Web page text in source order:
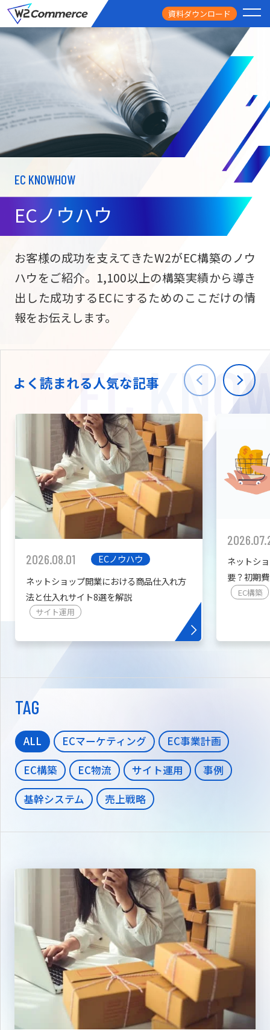
資料ダウンロード
サービス
ECサイト構築
サブスク/定期通販
ECサイト構築
海外進出・現地
W2
拡張プラグイン一覧
カスタマイズ開発
PRICE
料金
FEATURE
導入事例
USEFUL
お役立ち情報
NEWS
ニュース
会社情報
TW
EC KNOWHOW
ECノウハウ
お客様の成功を支えてきたW2がEC構築のノウ
ハウをご紹介。1,100以上の構築実績から導き
出した成功するECにするためのここだけの情
報をお伝えします。
よく読まれる人気な記事
2026.08.01
ECノウハウ
ネットショップ開業における商品仕入れ方
法と仕入れサイト8選を解説
サイト運用
ネットシ
要？初期
を紹介
EC構築
TAG
ALL ECマーケティング
EC事業計画
EC構築
EC物流 サイト運用
事例
基幹システム
売上戦略